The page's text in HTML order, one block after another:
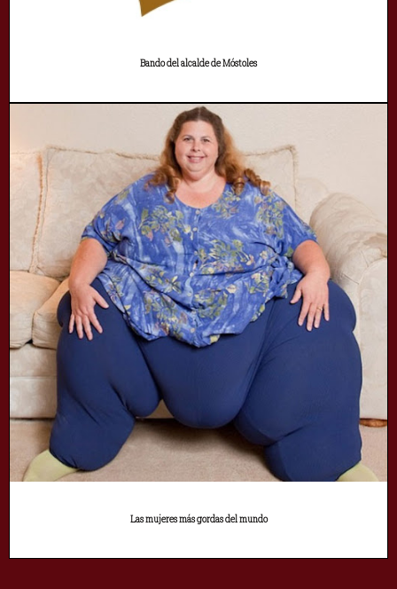
Bando del alcalde de Móstoles
Las mujeres más gordas del mundo